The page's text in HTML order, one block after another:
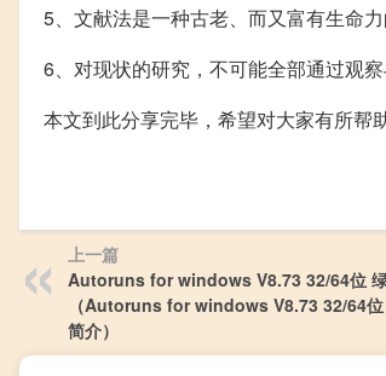
5、文献法是一种古老、而又富有生命力
6、对现状的研究，不可能全部通过观
本文到此分享完毕，希望对大家有所帮助
上一篇
Autoruns for windows V8.73 32/64位
（Autoruns for windows V8.73 32/64
简介）